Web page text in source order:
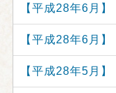
【平成28年6月
【平成28年6月
【平成28年5月